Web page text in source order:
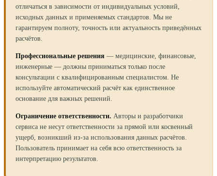
отличаться в зависимости от индивидуальных условий,
исходных данных и применяемых стандартов. Мы не
гарантируем полноту, точность или актуальность приведённых
расчётов.
Профессиональные решения — медицинские, финансовые,
инженерные — должны приниматься только после
консультации с квалифицированным специалистом. Не
используйте автоматический расчёт как единственное
основание для важных решений.
Ограничение ответственности. Авторы и разработчики
сервиса не несут ответственности за прямой или косвенный
ущерб, возникший из-за использования данных расчётов.
Пользователь принимает на себя всю ответственность за
интерпретацию результатов.